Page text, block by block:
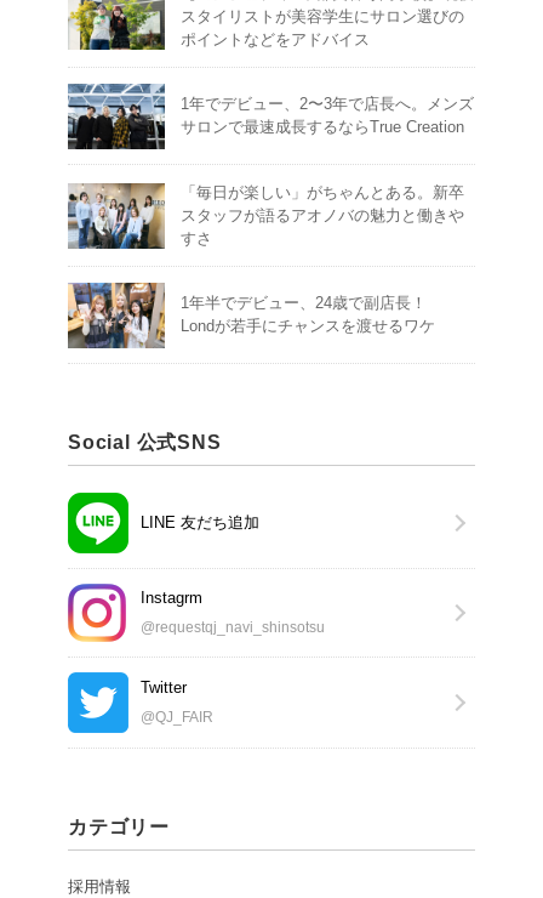
スタイリストが美容学生にサロン選びの
ポイントなどをアドバイス
1年でデビュー、2〜3年で店長へ。メンズ
サロンで最速成長するならTrue Creation
「毎日が楽しい」がちゃんとある。新卒
スタッフが語るアオノバの魅力と働きや
すさ
1年半でデビュー、24歳で副店長！
Londが若手にチャンスを渡せるワケ
Social 公式SNS
LINE 友だち追加
Instagrm
@requestqj_navi_shinsotsu
Twitter
@QJ_FAIR
カテゴリー
採用情報